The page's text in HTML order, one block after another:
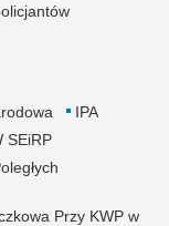
IPA
SEiRP
Przy KWP w